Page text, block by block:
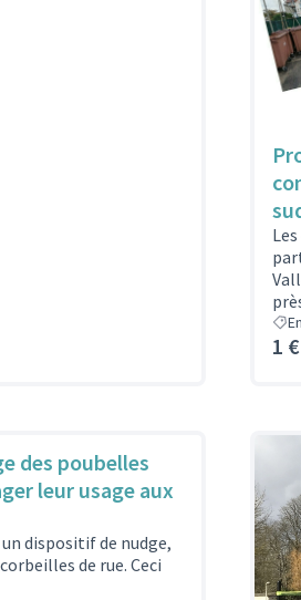
1 €
des poubelles
leur usage aux
dispositif de nudge,
de rue. Ceci